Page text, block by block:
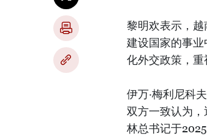
黎明欢表示，越
建设国家的事
化外交政策，重
伊万·梅利尼科
双方一致认为
林总书记于